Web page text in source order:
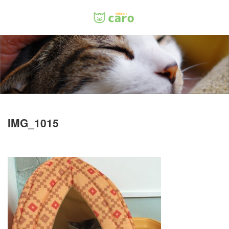
IMG_1015
Menu
ホーム
料金
里親について
お問い合わせ